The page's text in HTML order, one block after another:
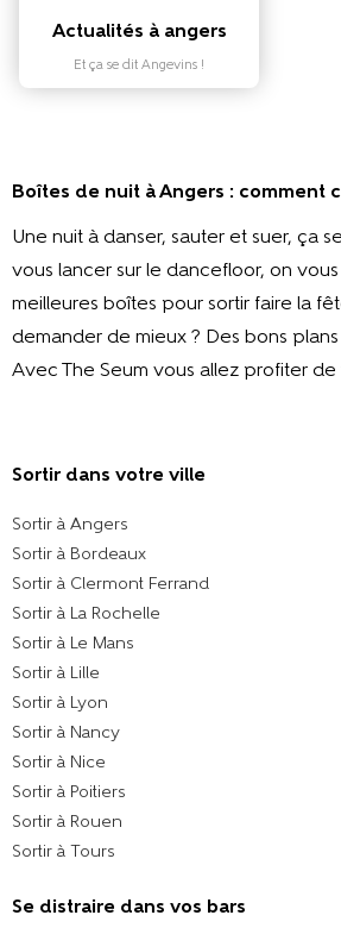
Actualités à angers
Et ça se dit Angevins !
Boîtes de nuit à Angers : comment
Une nuit à danser, sauter et suer, ça
vous lancer sur le dancefloor, on
meilleures boîtes pour sortir faire la
demander de mieux ? Des bons plans
Avec The Seum vous allez profiter
Sortir dans votre ville​
Sortir à Angers
Sortir à Bordeaux
Sortir à Clermont Ferrand
Sortir à La Rochelle
Sortir à Le Mans
Sortir à Lille
Sortir à Lyon
Sortir à Nancy
Sortir à Nice
Sortir à Poitiers
Sortir à Rouen
Sortir à Tours
Se distraire dans vos bars